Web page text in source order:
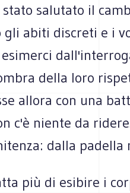
salutato il
gli abiti discreti e i
della loro
allora con una
c'è niente da
dalla padella
più di esibire i